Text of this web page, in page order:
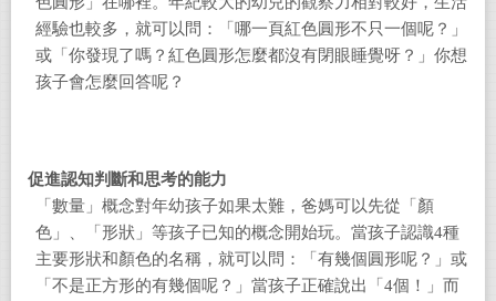
經驗也較多，就可以問：「哪一頁紅色圓形不只一個呢？」
或「你發現了嗎？紅色圓形怎麼都沒有閉眼睡覺呀？」你想
孩子會怎麼回答呢？
促進認知判斷和思考的能力
「數量」概念對年幼孩子如果太難，爸媽可以先從「顏
色」、「形狀」等孩子已知的概念開始玩。當孩子認識4種
主要形狀和顏色的名稱，就可以問：「有幾個圓形呢？」或
「不是正方形的有幾個呢？」當孩子正確說出「4個！」而